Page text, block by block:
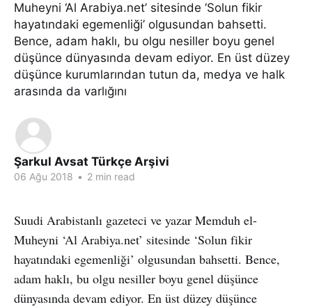
Muheyni ‘Al Arabiya.net’ sitesinde ‘Solun fikir
hayatındaki egemenliği’ olgusundan bahsetti.
Bence, adam haklı, bu olgu nesiller boyu genel
düşünce dünyasında devam ediyor. En üst düzey
düşünce kurumlarından tutun da, medya ve halk
arasında da varlığını
Şarkul Avsat Türkçe Arşivi
06 Ağu 2018 • 2 min read
Suudi Arabistanlı gazeteci ve yazar Memduh el-
Muheyni ‘Al Arabiya.net’ sitesinde ‘Solun fikir
hayatındaki egemenliği’ olgusundan bahsetti. Bence,
adam haklı, bu olgu nesiller boyu genel düşünce
dünyasında devam ediyor. En üst düzey düşünce